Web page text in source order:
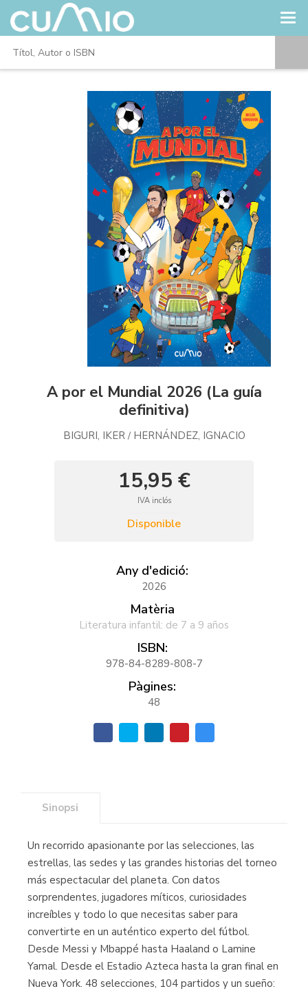
A por el Mundial 2026 (La guía
definitiva)
BIGURI, IKER / HERNÁNDEZ, IGNACIO
15,95 €
IVA inclós
Disponible
Any d'edició:
2026
Matèria
Literatura infantil: de 7 a 9 años
ISBN:
978-84-8289-808-7
Pàgines:
48
Sinopsi
Un recorrido apasionante por las selecciones, las
estrellas, las sedes y las grandes historias del torneo
más espectacular del planeta. Con datos
sorprendentes, jugadores míticos, curiosidades
increíbles y todo lo que necesitas saber para
convertirte en un auténtico experto del fútbol.
Desde Messi y Mbappé hasta Haaland o Lamine
Yamal. Desde el Estadio Azteca hasta la gran final en
Nueva York. 48 selecciones, 104 partidos y un sueño: